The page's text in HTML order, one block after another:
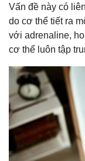
Vấn đề này có
do cơ thể tiết ra
với adrenaline,
cơ thể luôn tập